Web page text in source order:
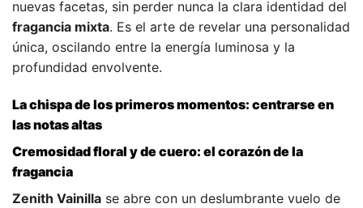
nuevas facetas, sin perder nunca la clara identidad del
fragancia mixta. Es el arte de revelar una personalidad
única, oscilando entre la energía luminosa y la
profundidad envolvente.
La chispa de los primeros momentos: centrarse en
las notas altas
Cremosidad floral y de cuero: el corazón de la
fragancia
Zenith Vainilla se abre con un deslumbrante vuelo de